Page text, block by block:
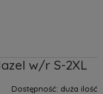
w/r S-2XL
Dostępność: duża ilość